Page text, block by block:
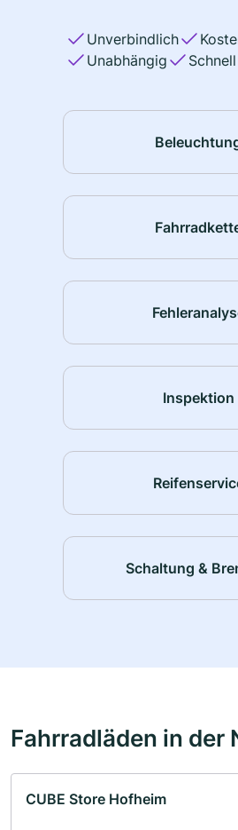
Unverbindlich
Unabhängig
Schnell
Inspektion
Schaltung &
Fahrradläden in der
CUBE Store Hofheim